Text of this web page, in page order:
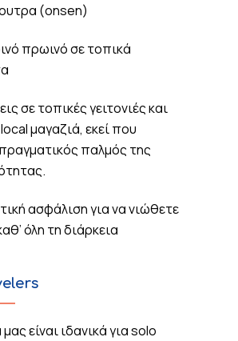
(onsen)
πρωινό σε τοπικά
σε τοπικές γειτονιές και
μαγαζιά, εκεί που
παλμός της
ασφάλιση για να νιώθετε
όλη τη διάρκεια
είναι ιδανικά για solo